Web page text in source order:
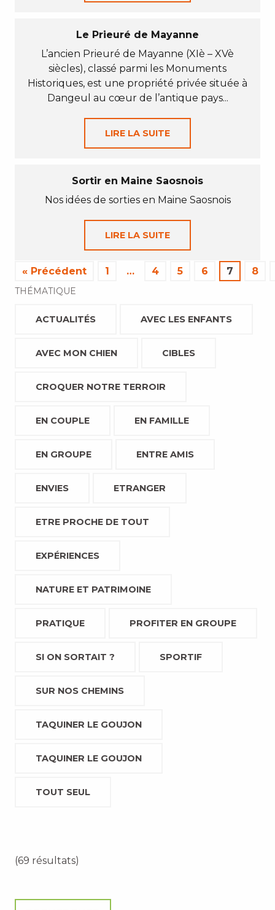
Le Prieuré de Mayanne
L’ancien Prieuré de Mayanne (XIè – XVè
siècles), classé parmi les Monuments
Historiques, est une propriété privée située à
Dangeul au cœur de l’antique pays...
LIRE LA SUITE
Sortir en Maine Saosnois
Nos idées de sorties en Maine Saosnois
LIRE LA SUITE
« Précédent 1 … 4 5 6 7 8
THÉMATIQUE
ACTUALITÉS AVEC LES ENFANTS
AVEC MON CHIEN CIBLES
CROQUER NOTRE TERROIR
EN COUPLE EN FAMILLE
EN GROUPE ENTRE AMIS
ENVIES ETRANGER
ETRE PROCHE DE TOUT
EXPÉRIENCES
NATURE ET PATRIMOINE
PRATIQUE PROFITER EN GROUPE
SI ON SORTAIT ? SPORTIF
SUR NOS CHEMINS
TAQUINER LE GOUJON
TAQUINER LE GOUJON
TOUT SEUL
(69 résultats)